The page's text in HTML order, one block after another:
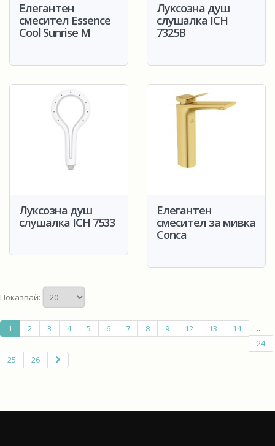
Елегантен
смесител Essence
Cool Sunrise M
Луксозна душ
слушалка ICH
7325B
Луксозна душ
слушалка ICH 7533
Елегантен
смесител за мивка
Conca
Показвай:
1 2 3 4 5 6 7 8 9 ...
12 13 14
...
24
25
26